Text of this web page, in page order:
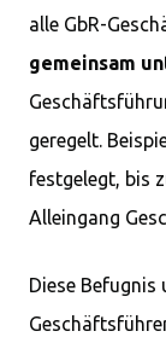
alle GbR-
gemeinsam
geregelt.
festgelegt, bis
Alleingang
Diese Befugnis